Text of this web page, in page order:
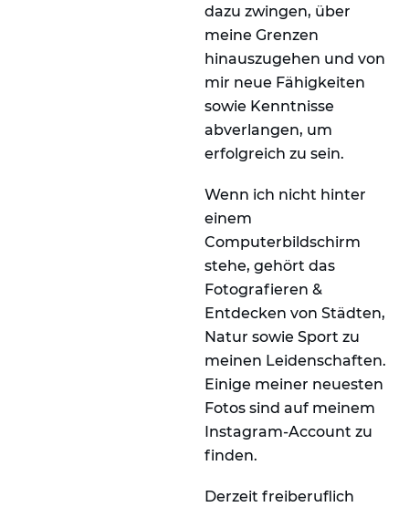
dazu zwingen, über
meine Grenzen
hinauszugehen und von
mir neue Fähigkeiten
sowie Kenntnisse
abverlangen, um
erfolgreich zu sein.
Wenn ich nicht hinter
einem
Computerbildschirm
stehe, gehört das
Fotografieren &
Entdecken von Städten,
Natur sowie Sport zu
meinen Leidenschaften.
Einige meiner neuesten
Fotos sind auf meinem
Instagram-Account zu
finden.
Derzeit freiberuflich